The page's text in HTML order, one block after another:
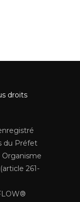
droits
du Préfet
261-